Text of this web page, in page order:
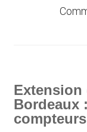
Extension
Bordeaux